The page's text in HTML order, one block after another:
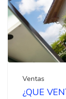
Ventas
¿QUE